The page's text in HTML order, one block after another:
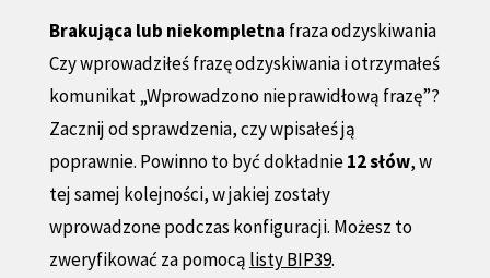
Brakująca lub niekompletna fraza odzyskiwania
Czy wprowadziłeś frazę odzyskiwania i otrzymałeś
komunikat „Wprowadzono nieprawidłową frazę”?
Zacznij od sprawdzenia, czy wpisałeś ją
poprawnie. Powinno to być dokładnie12 słów, w
tej samej kolejności, w jakiej zostały
wprowadzone podczas konfiguracji. Możesz to
zweryfikować za pomocą listy BIP39.